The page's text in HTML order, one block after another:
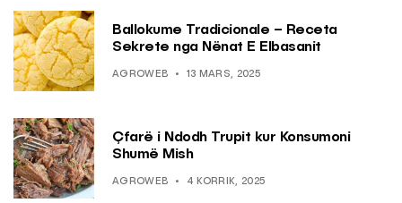
Ballokume Tradicionale – Receta
Sekrete nga Nënat E Elbasanit
AGROWEB 13 MARS, 2025
Çfarë i Ndodh Trupit kur Konsumoni
Shumë Mish
AGROWEB 4 KORRIK, 2025